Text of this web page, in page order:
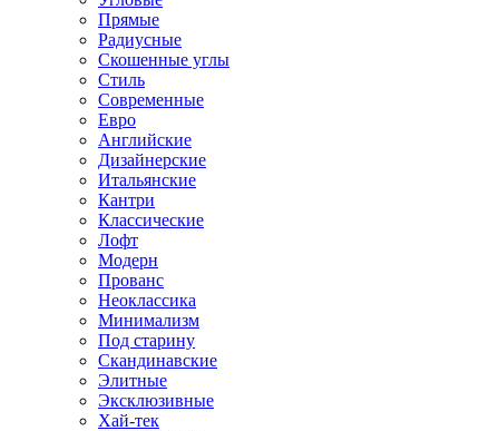
Прямые
Радиусные
Скошенные углы
Стиль
Современные
Евро
Английские
Дизайнерские
Итальянские
Кантри
Классические
Лофт
Модерн
Прованс
Неоклассика
Минимализм
Под старину
Скандинавские
Элитные
Эксклюзивные
Хай-тек